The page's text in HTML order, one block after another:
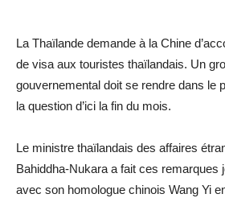
La Thaïlande demande à la Chine
de visa aux touristes thaïlandais. Un
gouvernemental doit se rendre dans le
la question d’ici la fin du mois.
Le ministre thaïlandais des affaires
Bahiddha-Nukara a fait ces remarques
avec son homologue chinois Wang Yi